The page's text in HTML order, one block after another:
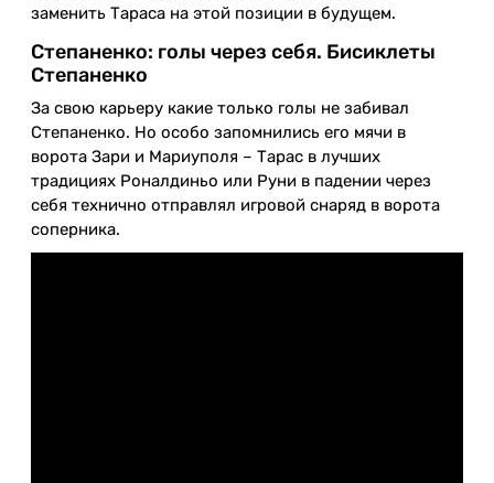
заменить Тараса на этой позиции в будущем.
Степаненко: голы через себя. Бисиклеты
Степаненко
За свою карьеру какие только голы не забивал
Степаненко. Но особо запомнились его мячи в
ворота Зари и Мариуполя – Тарас в лучших
традициях Роналдиньо или Руни в падении через
себя технично отправлял игровой снаряд в ворота
соперника.